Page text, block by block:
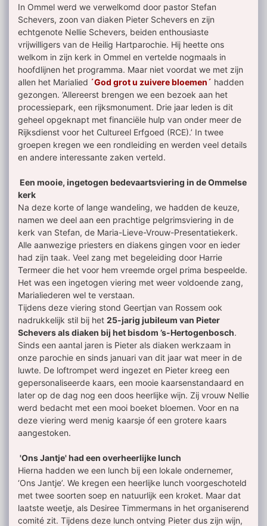
In Ommel werd we verwelkomd door pastor Stefan
Schevers, zoon van diaken Pieter Schevers en zijn
echtgenote Nellie Schevers, beiden enthousiaste
vrijwilligers van de Heilig Hartparochie. Hij heette ons
welkom in zijn kerk in Ommel en vertelde nogmaals in
hoofdlijnen het programma. Maar niet voordat we met zijn
allen het Marialied ´God grot u zuivere bloemen´ hadden
gezongen. ’Allereerst brengen we een bezoek aan het
processiepark, een rijksmonument. Drie jaar leden is dit
geheel opgeknapt met financiële hulp van onder meer de
Rijksdienst voor het Cultureel Erfgoed (RCE).’ In twee
groepen kregen we een rondleiding en werden veel details
en andere interessante zaken verteld.
Een mooie, ingetogen bedevaartsviering in de Ommelse
kerk
Na deze korte of lange wandeling, we hadden de keuze,
namen we deel aan een prachtige pelgrimsviering in de
kerk van Stefan, de Maria-Lieve-Vrouw-Presentatiekerk.
Alle aanwezige priesters en diakens gingen voor en ieder
had zijn taak. Veel zang met begeleiding door Harrie
Termeer die het voor hem vreemde orgel prima bespeelde.
Het was een ingetogen viering met weer voldoende zang,
Marialiederen wel te verstaan.
Tijdens deze viering stond Geertjan van Rossem ook
nadrukkelijk stil bij het 25-jarig jubileum van Pieter
Schevers als diaken bij het bisdom ’s-Hertogenbosch.
Sinds een aantal jaren is Pieter als diaken werkzaam in
onze parochie en sinds januari van dit jaar wat meer in de
luwte. De loftrompet werd ingezet en Pieter kreeg een
gepersonaliseerde kaars, een mooie kaarsenstandaard en
later op de dag nog een doos heerlijke wijn. Zij vrouw Nellie
werd bedacht met een mooi boeket bloemen. Voor en na
deze viering werd menig kaarsje óf een grotere kaars
aangestoken.
'Ons Jantje' had een overheerlijke lunch
Hierna hadden we een lunch bij een lokale ondernemer,
‘Ons Jantje’. We kregen een heerlijke lunch voorgeschoteld
met twee soorten soep en natuurlijk een kroket. Maar dat
laatste weetje, als Desiree Timmermans in het organiserend
comité zit. Tijdens deze lunch ontving Pieter dus zijn wijn,